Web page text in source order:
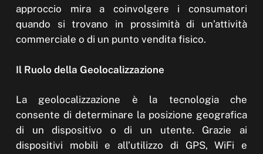
approccio mira a coinvolgere i consumatori
quando si trovano in prossimità di un’attività
commerciale o di un punto vendita fisico.
Il Ruolo della Geolocalizzazione
La geolocalizzazione è la tecnologia che
consente di determinare la posizione geografica
di un dispositivo o di un utente. Grazie ai
dispositivi mobili e all’utilizzo di GPS, WiFi e